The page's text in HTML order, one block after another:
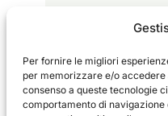
Per fornire le migliori
per memorizzare e/o
consenso a queste tecnologie
comportamento di navigazione